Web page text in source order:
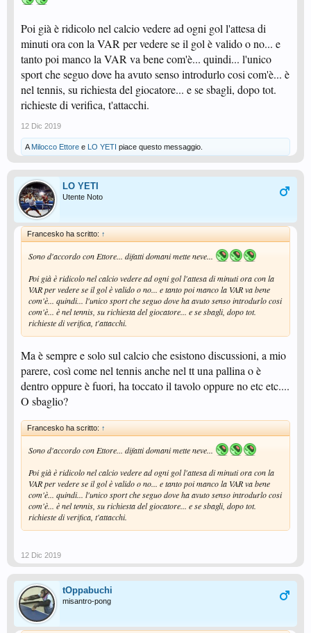
Poi già è ridicolo nel calcio vedere ad ogni gol l'attesa di
minuti ora con la VAR per vedere se il gol è valido o no... e
tanto poi manco la VAR va bene com'è... quindi... l'unico
sport che seguo dove ha avuto senso introdurlo cosi com'è... è
nel tennis, su richiesta del giocatore... e se sbagli, dopo tot.
richieste di verifica, t'attacchi.
12 Dic 2019
A Milocco Ettore e LO YETI piace questo messaggio.
LO YETI
Utente Noto
Francesko ha scritto: ↑
Sono d'accordo con Ettore... difatti domani mette neve...
Poi già è ridicolo nel calcio vedere ad ogni gol l'attesa di minuti ora con la
VAR per vedere se il gol è valido o no... e tanto poi manco la VAR va bene
com'è... quindi... l'unico sport che seguo dove ha avuto senso introdurlo cosi
com'è... è nel tennis, su richiesta del giocatore... e se sbagli, dopo tot.
richieste di verifica, t'attacchi.
Ma è sempre e solo sul calcio che esistono discussioni, a mio
parere, così come nel tennis anche nel tt una pallina o è
dentro oppure è fuori, ha toccato il tavolo oppure no etc etc....
O sbaglio?
Francesko ha scritto: ↑
Sono d'accordo con Ettore... difatti domani mette neve...
Poi già è ridicolo nel calcio vedere ad ogni gol l'attesa di minuti ora con la
VAR per vedere se il gol è valido o no... e tanto poi manco la VAR va bene
com'è... quindi... l'unico sport che seguo dove ha avuto senso introdurlo cosi
com'è... è nel tennis, su richiesta del giocatore... e se sbagli, dopo tot.
richieste di verifica, t'attacchi.
12 Dic 2019
tOppabuchi
misantro-pong